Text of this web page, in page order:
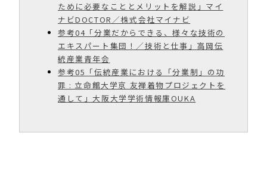
ために必要なこととメリットを解説」マイ
ナビDOCTOR／株式会社マイナビ
参考04「分業だからできる、様々な技術の
エキスパート集団！／技術と仕事」高岡伝
統産業青年会
参考05「伝統産業における「分業制」の功
罪 : 立命館大学京 友禅着物プロジェクトを
通して」大阪大学学術情報庫OUKA